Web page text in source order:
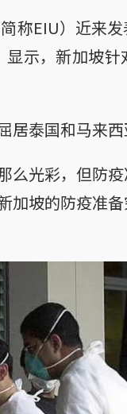
称EIU）近来
示，新加坡
居泰国和马来
光彩，但防
加坡的防疫准